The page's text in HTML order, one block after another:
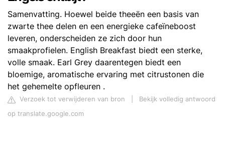
Samenvatting. Hoewel beide theeën een basis van
zwarte thee delen en een energieke cafeïneboost
leveren, onderscheiden ze zich door hun
smaakprofielen. English Breakfast biedt een sterke,
volle smaak. Earl Grey daarentegen biedt een
bloemige, aromatische ervaring met citrustonen die
het gehemelte opfleuren .
Verzoek tot verwijderen van bron
Bekijk volledig antwoord
op translate.google.com